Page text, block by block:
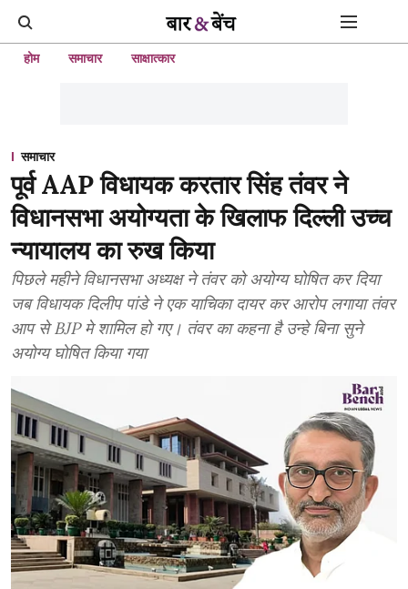
होम समाचार साक्षात्कार
समाचार
पूर्व AAP विधायक करतार सिंह तंवर ने
विधानसभा अयोग्यता के खिलाफ दिल्ली उच्च
न्यायालय का रुख किया
पिछले महीने विधानसभा अध्यक्ष ने तंवर को अयोग्य घोषित कर दिया
जब विधायक दिलीप पांडे ने एक याचिका दायर कर आरोप लगाया तंवर
आप से BJP मे शामिल हो गए। तंवर का कहना है उन्हे बिना सुने
अयोग्य घोषित किया गया